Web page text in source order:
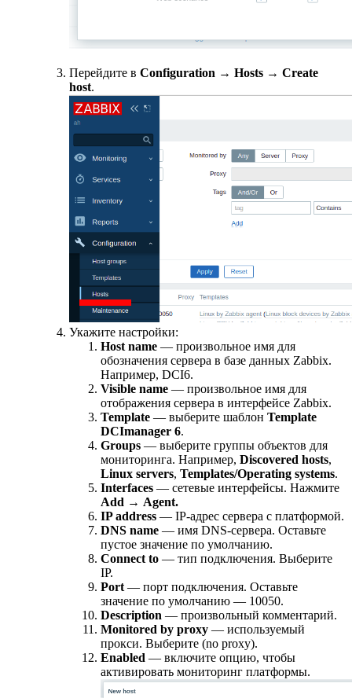
Перейдите в Configuration → Hosts → Create
host.
Укажите настройки:
Host name — произвольное имя для
обозначения сервера в базе данных Zabbix.
Например, DCI6.
Visible name — произвольное имя для
отображения сервера в интерфейсе Zabbix.
Template — выберите шаблон Template
DCImanager 6.
Groups — выберите группы объектов для
мониторинга. Например, Discovered hosts,
Linux servers, Templates/Operating systems.
Interfaces — сетевые интерфейсы. Нажмите
Add → Agent.
IP address — IP-адрес сервера c платформой.
DNS name — имя DNS-сервера. Оставьте
пустое значение по умолчанию.
Connect to — тип подключения. Выберите
IP.
Port — порт подключения. Оставьте
значение по умолчанию — 10050.
Description — произвольный комментарий.
Monitored by proxy — используемый
прокси. Выберите (no proxy).
Enabled — включите опцию, чтобы
активировать мониторинг платформы.